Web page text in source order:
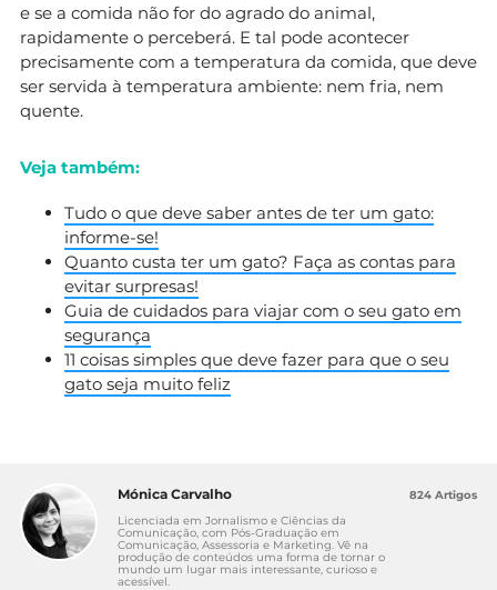
e se a comida não for do agrado do animal,
rapidamente o perceberá. E tal pode acontecer
precisamente com a temperatura da comida, que deve
ser servida à temperatura ambiente: nem fria, nem
quente.
Veja também:
Tudo o que deve saber antes de ter um gato:
informe-se!
Quanto custa ter um gato? Faça as contas para
evitar surpresas!
Guia de cuidados para viajar com o seu gato em
segurança
11 coisas simples que deve fazer para que o seu
gato seja muito feliz
Mónica Carvalho
Licenciada em Jornalismo e Ciências da
Comunicação, com Pós-Graduação em
Comunicação, Assessoria e Marketing. Vê na
produção de conteúdos uma forma de tornar o
mundo um lugar mais interessante, curioso e
acessível.
824 Artigos